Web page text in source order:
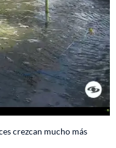
crezcan mucho más